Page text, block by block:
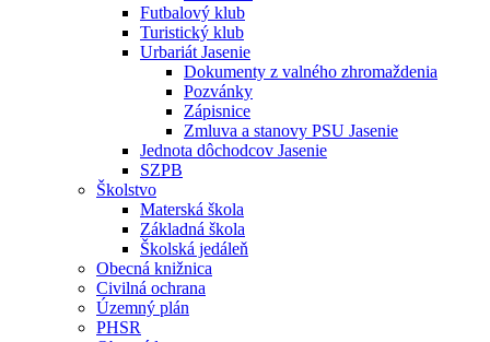
Futbalový klub
Turistický klub
Urbariát Jasenie
Dokumenty z valného zhromaždenia
Pozvánky
Zápisnice
Zmluva a stanovy PSU Jasenie
Jednota dôchodcov Jasenie
SZPB
Školstvo
Materská škola
Základná škola
Školská jedáleň
Obecná knižnica
Civilná ochrana
Územný plán
PHSR